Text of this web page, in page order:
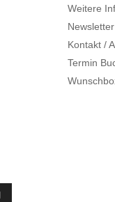
Weitere
Newsletter
Kontakt /
Termin